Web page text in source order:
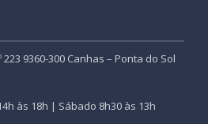
9360-300 Canhas – Ponta do Sol
às 18h | Sábado 8h30 às 13h